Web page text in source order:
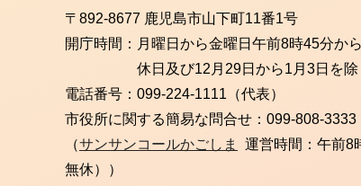
〒892-8677 鹿児島市山下町11番1号
開庁時間： 月曜日から金曜日 午前8時45分か
休日及び12月29日から1月3日を除
電話番号： 099-224-1111（代表）
市役所に関する簡易な問合せ： 099-808-3333
（サンサンコールかごしま
運営時間：午前8
無休））